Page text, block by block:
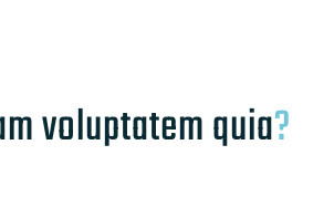
voluptatem quia?